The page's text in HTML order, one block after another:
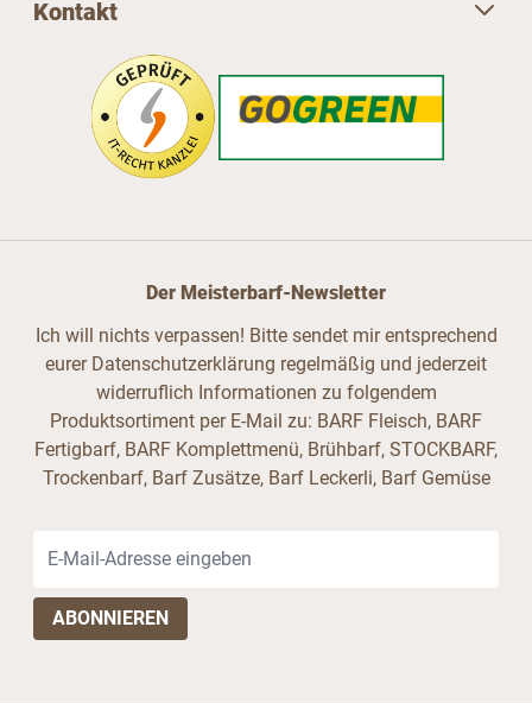
Kontakt
Der Meisterbarf-Newsletter
Ich will nichts verpassen! Bitte sendet mir entsprechend
eurer Datenschutzerklärung regelmäßig und jederzeit
widerruflich Informationen zu folgendem
Produktsortiment per E-Mail zu: BARF Fleisch, BARF
Fertigbarf, BARF Komplettmenü, Brühbarf, STOCKBARF,
Trockenbarf, Barf Zusätze, Barf Leckerli, Barf Gemüse